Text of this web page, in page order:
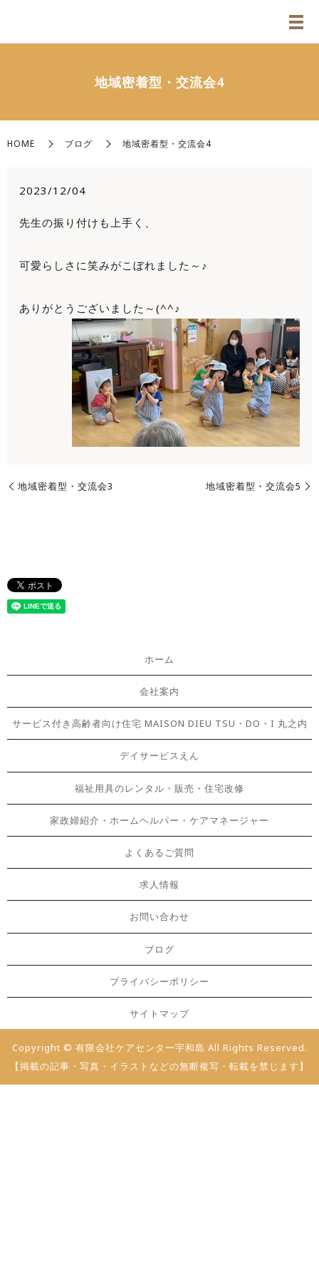
地域密着型・交流会4
HOME ブログ 地域密着型・交流会4
2023/12/04
先生の振り付けも上手く、
可愛らしさに笑みがこぼれました～♪
ありがとうございました～(^^♪
地域密着型・交流会3 地域密着型・交流会5
ホーム
会社案内
サービス付き高齢者向け住宅 MAISON DIEU TSU・DO・I 丸之内
デイサービスえん
福祉用具のレンタル・販売・住宅改修
家政婦紹介・ホームヘルパー・ケアマネージャー
よくあるご質問
求人情報
お問い合わせ
ブログ
プライバシーポリシー
サイトマップ
Copyright © 有限会社ケアセンター宇和島 All Rights Reserved.
【掲載の記事・写真・イラストなどの無断複写・転載を禁じます】